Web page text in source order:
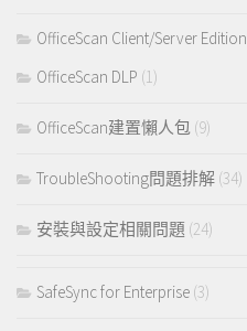
OfficeScan Client/Server Edition
OfficeScan DLP (1)
OfficeScan建置懶人包 (9)
TroubleShooting問題排解 (34)
安裝與設定相關問題 (24)
SafeSync for Enterprise (3)